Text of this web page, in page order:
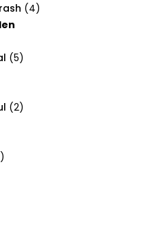
(4)
(5)
(2)